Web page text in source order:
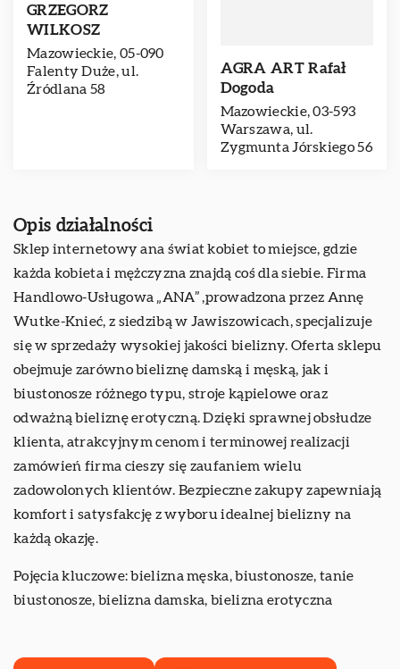
GRZEGORZ
WILKOSZ
Mazowieckie, 05-090
Falenty Duże, ul.
Źródlana 58
AGRA ART Rafał
Dogoda
Mazowieckie, 03-593
Warszawa, ul.
Zygmunta Jórskiego 56
Opis działalności
Sklep internetowy ana świat kobiet to miejsce, gdzie
każda kobieta i mężczyzna znajdą coś dla siebie. Firma
Handlowo-Usługowa „ANA” ,prowadzona przez Annę
Wutke-Knieć, z siedzibą w Jawiszowicach, specjalizuje
się w sprzedaży wysokiej jakości bielizny. Oferta sklepu
obejmuje zarówno bieliznę damską i męską, jak i
biustonosze różnego typu, stroje kąpielowe oraz
odważną bieliznę erotyczną. Dzięki sprawnej obsłudze
klienta, atrakcyjnym cenom i terminowej realizacji
zamówień firma cieszy się zaufaniem wielu
zadowolonych klientów. Bezpieczne zakupy zapewniają
komfort i satysfakcję z wyboru idealnej bielizny na
każdą okazję.
Pojęcia kluczowe: bielizna męska, biustonosze,tanie
biustonosze, bielizna damska, bielizna erotyczna